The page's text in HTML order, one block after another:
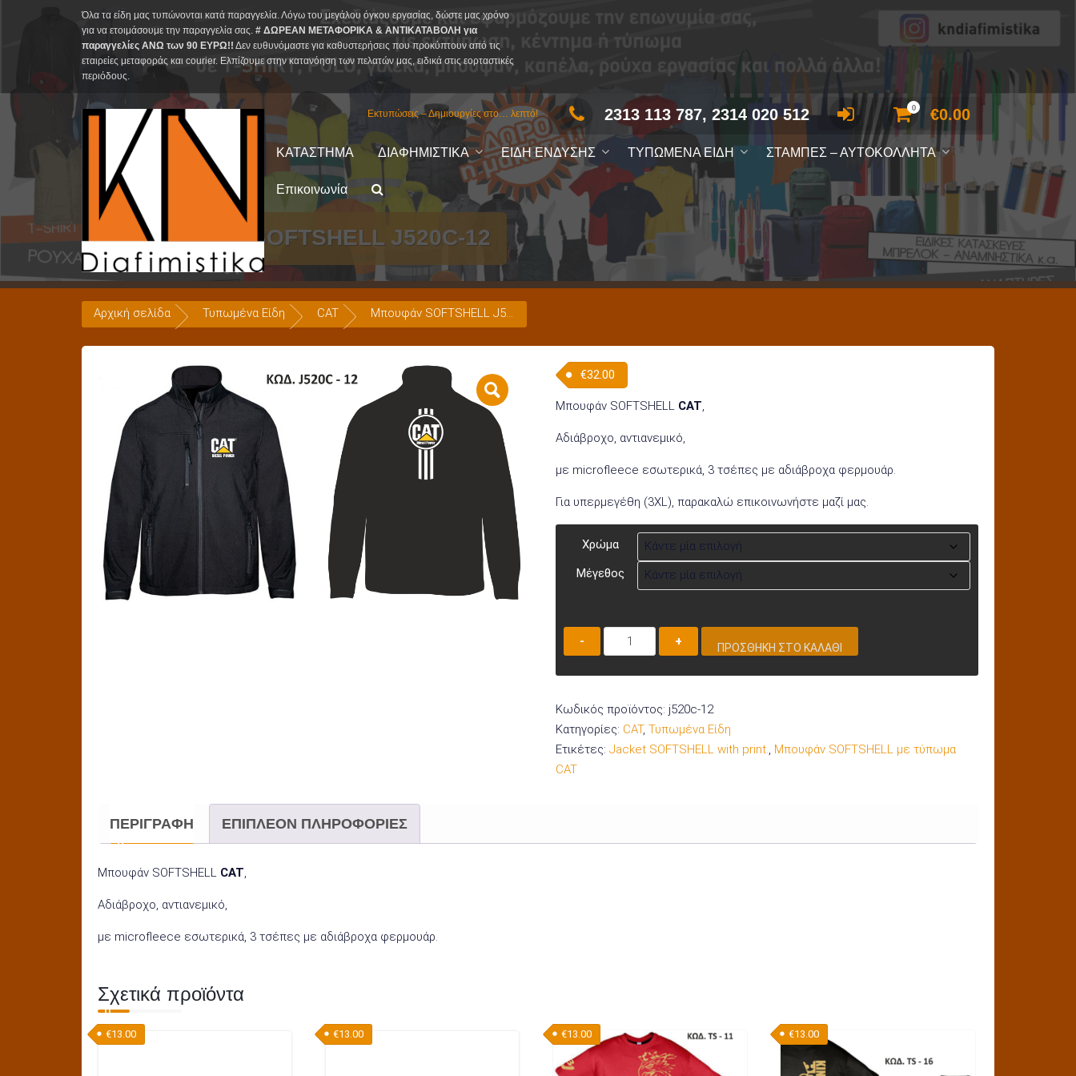
Όλα τα είδη μας τυπώνονται κατά παραγγελία. Λόγω του μεγάλου όγκου εργασίας, δώστε μας χρόνο
για να ετοιμάσουμε την παραγγελία σας. # ΔΩΡΕΑΝ ΜΕΤΑΦΟΡΙΚΑ & ΑΝΤΙΚΑΤΑΒΟΛΗ για
παραγγελίες ΑΝΩ των 90 ΕΥΡΩ!! Δεν ευθυνόμαστε για καθυστερήσεις που προκύπτουν από τις
εταιρείες μεταφοράς και courier. Ελπίζουμε στην κατανόηση των πελατών μας, ειδικά στις εορταστικές
περιόδους.
Εκτυπώσεις – Δημιουργίες στο… λεπτό! 2313 113 787, 2314 020 512 0 €0.00
ΚΑΤΑΣΤΗΜΑ ΔΙΑΦΗΜΙΣΤΙΚΑ ΕΙΔΗ ΕΝΔΥΣΗΣ ΤΥΠΩΜΕΝΑ ΕΙΔΗ ΣΤΑΜΠΕΣ – ΑΥΤΟΚΟΛΛΗΤΑ
Επικοινωνία
Μπουφάν SOFTSHELL J520C-12
Αρχική σελίδα Τυπωμένα Είδη CAT Μπουφάν SOFTSHELL J520C-12
€32.00
Μπουφάν SOFTSHELL CAT,
Αδιάβροχο, αντιανεμικό,
με microfleece εσωτερικά, 3 τσέπες με αδιάβροχα φερμουάρ.
Για υπερμεγέθη (3XL), παρακαλώ επικοινωνήστε μαζί μας.
Χρώμα
Μέγεθος
Μπουφάν
SOFTSHELL
J520C-
ποσότητα
ΠΡΟΣΘΉΚΗ ΣΤΟ ΚΑΛΆΘΙ
Κωδικός προϊόντος: j520c-12
Κατηγορίες: CAT, Τυπωμένα Είδη
Ετικέτες: Jacket SOFTSHELL with print., Μπουφάν SOFTSHELL με τύπωμα
CAT
ΠΕΡΙΓΡΑΦΉ ΕΠΙΠΛΈΟΝ ΠΛΗΡΟΦΟΡΊΕΣ
Μπουφάν SOFTSHELL CAT,
Αδιάβροχο, αντιανεμικό,
με microfleece εσωτερικά, 3 τσέπες με αδιάβροχα φερμουάρ.
Σχετικά προϊόντα
€13.00 €13.00 €13.00 €13.00